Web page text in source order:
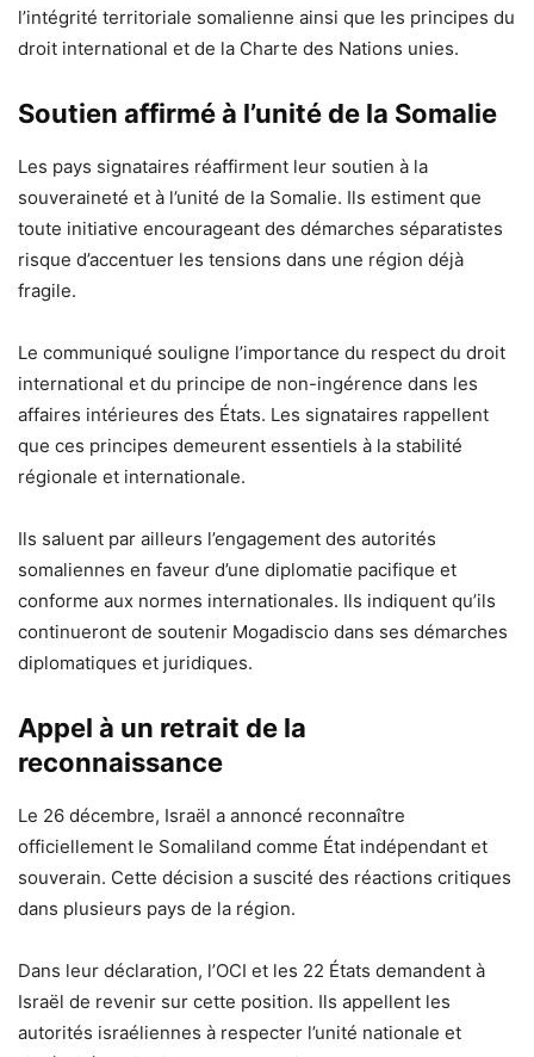
l’intégrité territoriale somalienne ainsi que les principes du
droit international et de la Charte des Nations unies.
Soutien affirmé à l’unité de la Somalie
Les pays signataires réaffirment leur soutien à la
souveraineté et à l’unité de la Somalie. Ils estiment que
toute initiative encourageant des démarches séparatistes
risque d’accentuer les tensions dans une région déjà
fragile.
Le communiqué souligne l’importance du respect du droit
international et du principe de non-ingérence dans les
affaires intérieures des États. Les signataires rappellent
que ces principes demeurent essentiels à la stabilité
régionale et internationale.
Ils saluent par ailleurs l’engagement des autorités
somaliennes en faveur d’une diplomatie pacifique et
conforme aux normes internationales. Ils indiquent qu’ils
continueront de soutenir Mogadiscio dans ses démarches
diplomatiques et juridiques.
Appel à un retrait de la
reconnaissance
Le 26 décembre, Israël a annoncé reconnaître
officiellement le Somaliland comme État indépendant et
souverain. Cette décision a suscité des réactions critiques
dans plusieurs pays de la région.
Dans leur déclaration, l’OCI et les 22 États demandent à
Israël de revenir sur cette position. Ils appellent les
autorités israéliennes à respecter l’unité nationale et